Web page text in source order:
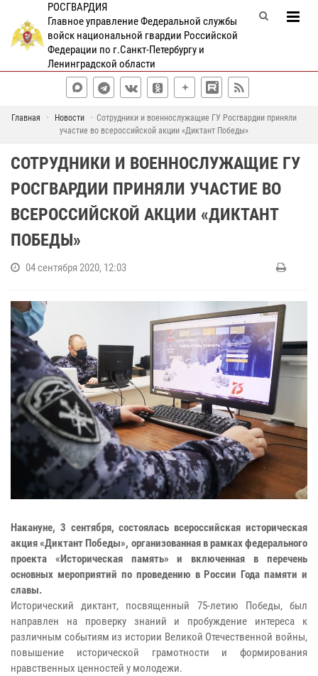
РОСГВАРДИЯ
Главное управление Федеральной службы
войск национальной гвардии Российской
Федерации по г.Санкт-Петербургу и
Ленинградской области
Главная Новости
Сотрудники и военнослужащие ГУ Росгвардии приняли
участие во всероссийской акции «Диктант Победы»
СОТРУДНИКИ И ВОЕННОСЛУЖАЩИЕ ГУ
РОСГВАРДИИ ПРИНЯЛИ УЧАСТИЕ ВО
ВСЕРОССИЙСКОЙ АКЦИИ «ДИКТАНТ
ПОБЕДЫ»
04 сентября 2020, 12:03
Накануне, 3 сентября, состоялась всероссийская историческая
акция «Диктант Победы», организованная в рамках федерального
проекта «Историческая память» и включенная в перечень
основных мероприятий по проведению в России Года памяти и
славы.
Исторический диктант, посвященный 75-летию Победы, был
направлен на проверку знаний и пробуждение интереса к
различным событиям из истории Великой Отечественной войны,
повышение исторической грамотности и формирования
нравственных ценностей у молодежи.